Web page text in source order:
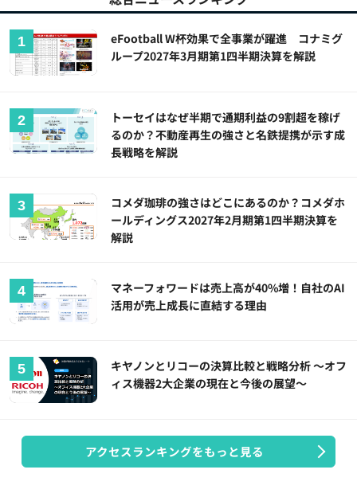
eFootball W杯効果で全事業が躍進 コナミグ
ループ2027年3月期第1四半期決算を解説
トーセイはなぜ半期で通期利益の9割超を稼げ
るのか？不動産再生の強さと名鉄提携が示す成
長戦略を解説
コメダ珈琲の強さはどこにあるのか？コメダホ
ールディングス2027年2月期第1四半期決算を
解説
マネーフォワードは売上高が40%増！自社のAI
活用が売上成長に直結する理由
キヤノンとリコーの決算比較と戦略分析 ～オフ
ィス機器2大企業の現在と今後の展望～
アクセスランキングをもっと見る